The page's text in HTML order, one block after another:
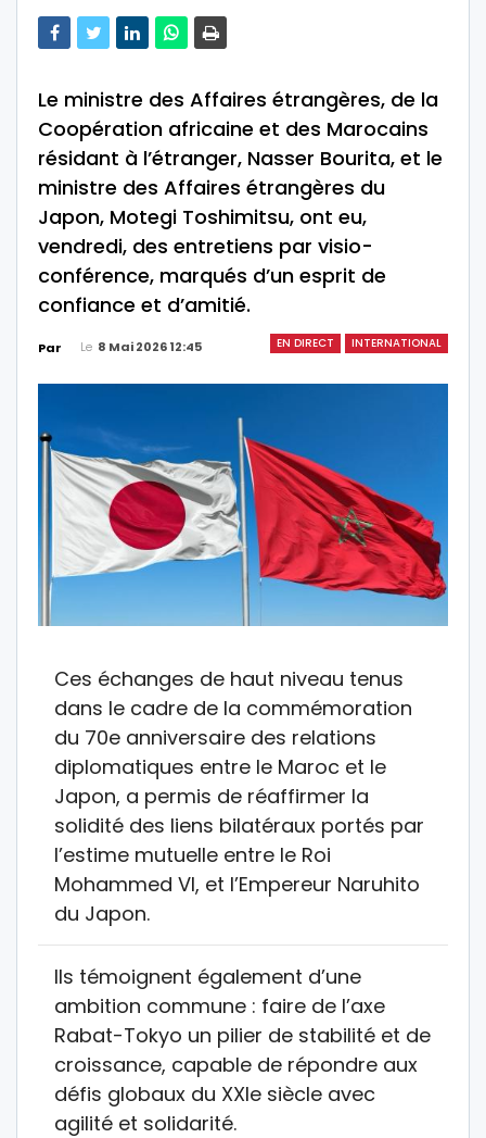
Le ministre des Affaires étrangères, de la
Coopération africaine et des Marocains
résidant à l’étranger, Nasser Bourita, et le
ministre des Affaires étrangères du
Japon, Motegi Toshimitsu, ont eu,
vendredi, des entretiens par visio-
conférence, marqués d’un esprit de
confiance et d’amitié.
EN DIRECT INTERNATIONAL
Par Le 8 Mai 2026 12:45
Ces échanges de haut niveau tenus
dans le cadre de la commémoration
du 70e anniversaire des relations
diplomatiques entre le Maroc et le
Japon, a permis de réaffirmer la
solidité des liens bilatéraux portés par
l’estime mutuelle entre le Roi
Mohammed VI, et l’Empereur Naruhito
du Japon.
Ils témoignent également d’une
ambition commune : faire de l’axe
Rabat-Tokyo un pilier de stabilité et de
croissance, capable de répondre aux
défis globaux du XXIe siècle avec
agilité et solidarité.